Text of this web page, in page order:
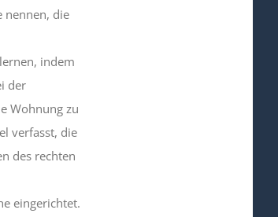
nennen, die
indem
der
Wohnung zu
verfasst, die
des rechten
eingerichtet.